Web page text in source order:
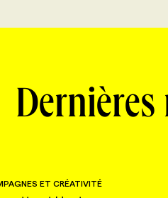
Dernières
ET CRÉATIVITÉ